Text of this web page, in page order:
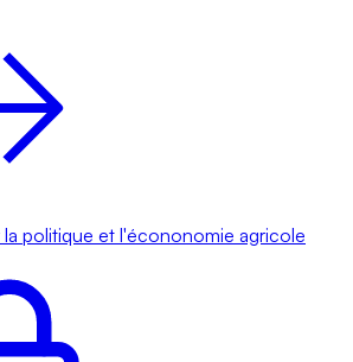
la politique et l'écononomie agricole